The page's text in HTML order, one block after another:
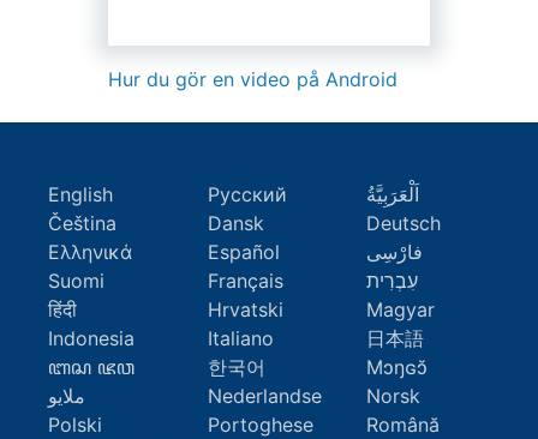
Hur du gör en video på Android
English Русский
اَلْعَرَبِيَّةُ
Čeština
Dansk
Deutsch
Ελληνικά
Español
فارْسِى
Suomi
Français
עִבְרִית
हिंदी
Hrvatski
Magyar
Indonesia
Italiano
日本語
ꦧꦱ ꦗꦮ
한국어
Mɔŋɢɔ̆
ملايو
Nederlandse
Norsk
Polski
Portoghese
Română